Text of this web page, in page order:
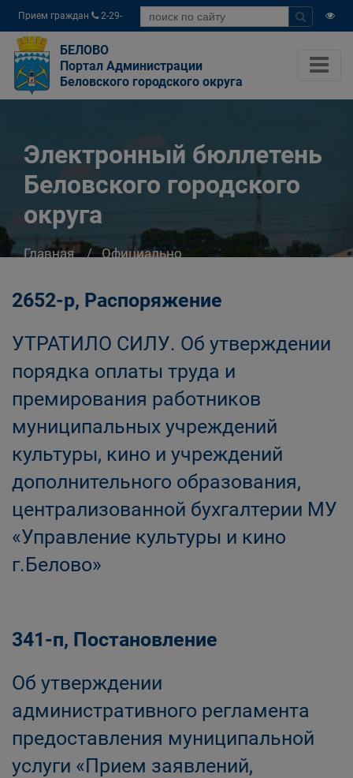
Прием граждан
2-29-
04
БЕЛОВО
Портал Администрации
Беловского городского округа
Электронный бюллетень
Беловского городского
округа
Главная
Официально
городского округа
2652-р, Распоряжение
УТРАТИЛО СИЛУ. Об утверждении
порядка оплаты труда и
премирования работников
муниципальных учреждений
культуры, кино и учреждений
дополнительного образования,
централизованной бухгалтерии МУ
«Управление культуры и кино
г.Белово»
341-п, Постановление
Об утверждении
административного регламента
предоставления муниципальной
услуги «Прием заявлений,